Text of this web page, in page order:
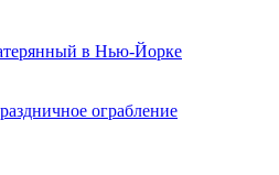
в Нью-Йорке
ограбление